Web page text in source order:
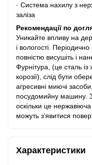
· Система нахилу з
заліза
Рекомендації по
Уникайте впливу на
і вологості.
повністю висушіть і
Фурнітура, (це сталь
корозії), слід бути
агресивні миючі
посудомийну машину.
оскільки це
можуть з’явитися
Характеристики